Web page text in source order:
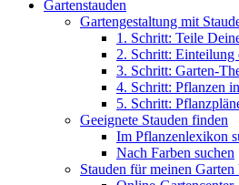
Gartenstauden
Gartengestaltung mit
1. Schritt: Teile
2. Schritt: Einteilung
3. Schritt: Garten-
4. Schritt: Pflanzen
5. Schritt:
Geeignete Stauden finden
Im Pflanzenlexikon
Nach Farben suchen
Stauden für meinen Garten